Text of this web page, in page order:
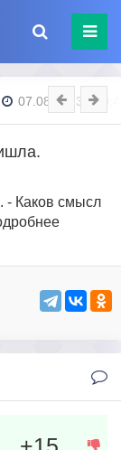
07.08.2023 -
- Каков смысл